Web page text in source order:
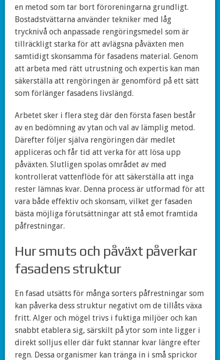
en metod som tar bort föroreningarna grundligt.
Bostadstvättarna använder tekniker med låg
trycknivå och anpassade rengöringsmedel som är
tillräckligt starka för att avlägsna påväxten men
samtidigt skonsamma för fasadens material. Genom
att arbeta med rätt utrustning och expertis kan man
säkerställa att rengöringen är genomförd på ett sätt
som förlänger fasadens livslängd.
Arbetet sker i flera steg där den första fasen består
av en bedömning av ytan och val av lämplig metod.
Därefter följer själva rengöringen där medlet
appliceras och får tid att verka för att lösa upp
påväxten. Slutligen spolas området av med
kontrollerat vattenflöde för att säkerställa att inga
rester lämnas kvar. Denna process är utformad för att
vara både effektiv och skonsam, vilket ger fasaden
bästa möjliga förutsättningar att stå emot framtida
påfrestningar.
Hur smuts och påväxt påverkar
fasadens struktur
En fasad utsätts för många sorters påfrestningar som
kan påverka dess struktur negativt om de tillåts växa
fritt. Alger och mögel trivs i fuktiga miljöer och kan
snabbt etablera sig, särskilt på ytor som inte ligger i
direkt solljus eller där fukt stannar kvar längre efter
regn. Dessa organismer kan tränga in i små sprickor